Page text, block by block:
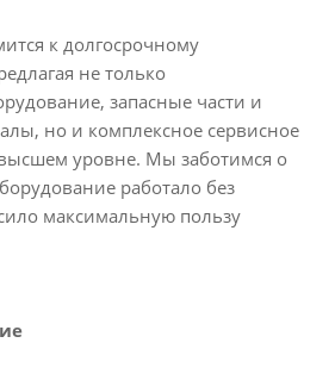
к долгосрочному
не только
запасные части и
но и комплексное сервисное
уровне. Мы заботимся о
работало без
максимальную пользу